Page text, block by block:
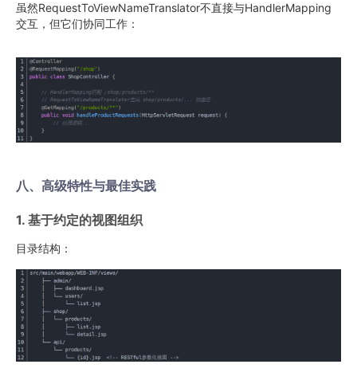
虽然RequestToViewNameTranslator不直接与HandlerMapping
交互，但它们协同工作：
八、高级特性与最佳实践
1. 基于约定的视图组织
目录结构：